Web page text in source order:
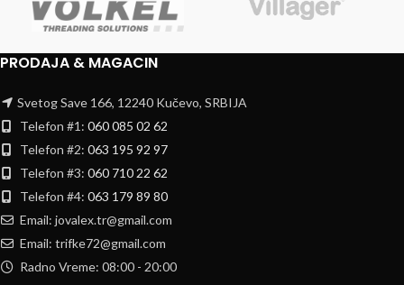
PRODAJA & MAGACIN
Svetog Save 166, 12240 Kučevo, SRBIJA
Telefon #1: 060 085 02 62
Telefon #2: 063 195 92 97
Telefon #3: 060 710 22 62
Telefon #4: 063 179 89 80
Email: jovalex.tr@gmail.com
Email: trifke72@gmail.com
Radno Vreme: 08:00 - 20:00